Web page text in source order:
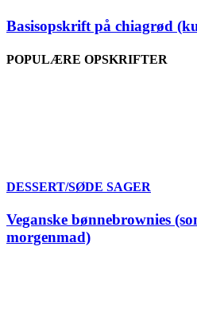
Basisopskrift på chiagrød
POPULÆRE OPSKRIFTER
DESSERT/SØDE SAGER
Veganske bønnebrownies
morgenmad)